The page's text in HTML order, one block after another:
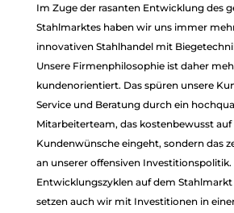
LEIDENSCHAFT
FÜR STAHL
LEIDENSCHAFT
FÜR STAHL
Im Zuge der rasanten Entwicklung des
Stahlmarktes haben wir uns immer
innovativen Stahlhandel mit
Unsere Firmenphilosophie ist daher
kundenorientiert. Das spüren unsere
Service und Beratung durch ein
Mitarbeiterteam, das kostenbewusst
Kundenwünsche eingeht, sondern das
an unserer offensiven Investitionspolitik.
Entwicklungszyklen auf dem
setzen auch wir mit Investitionen in